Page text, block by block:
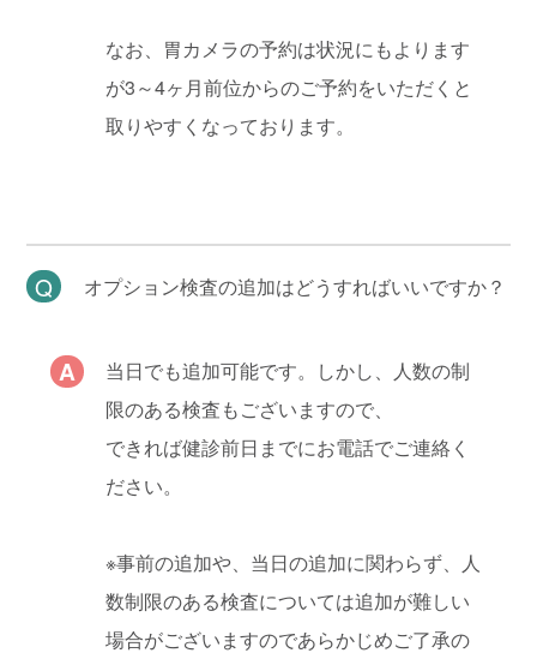
なお、胃カメラの予約は状況にもよります
が3～4ヶ月前位からのご予約をいただくと
取りやすくなっております。
オプション検査の追加はどうすればいいですか？
当日でも追加可能です。しかし、人数の制
限のある検査もございますので、
できれば健診前日までにお電話でご連絡く
ださい。
※事前の追加や、当日の追加に関わらず、人
数制限のある検査については追加が難しい
場合がございますのであらかじめご了承の